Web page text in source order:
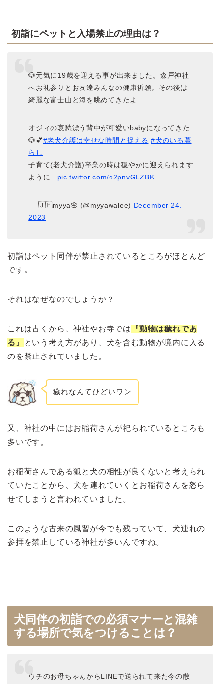
初詣にペットと入場禁止の理由は？
🐶元気に19歳を迎える事が出来ました。森戸神社
へお礼参りとお友達みんなの健康祈願。その後は
綺麗な富士山と海を眺めてきたよ
オジィの哀愁漂う背中が可愛いbabyになってきた
🐶💕#老犬介護は幸せな時間と捉える #犬のいる暮
らし
子育て(老犬介護)卒業の時は穏やかに迎えられます
ように.. pic.twitter.com/e2pnvGLZBK
— 🇯🇵myya🌸 (@myyawalee) December 24,
2023
初詣はペット同伴が禁止されているところがほとんど
です。
それはなぜなのでしょうか？
これは古くから、神社やお寺では
『動物は穢れであ
る』
という考え方があり、犬を含む動物が境内に入る
のを禁止されていました。
穢れなんてひどいワン
又、神社の中にはお稲荷さんが祀られているところも
多いです。
お稲荷さんである狐と犬の相性が良くないと考えられ
ていたことから、犬を連れていくとお稲荷さんを怒ら
せてしまうと言われていました。
このような古来の風習が今でも残っていて、犬連れの
参拝を禁止している神社が多いんですね。
犬同伴の初詣での必須マナーと混雑
する場所で気をつけることは？
ウチのお母ちゃんからLINEで送られて来た今の散